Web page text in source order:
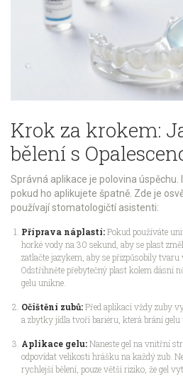
Krok za krokem:
bělení s
Správná aplikace je polovina úspěchu.
pokud ho aplikujete špatně. Zde je
používají stomatologičtí asistenti:
Příprava náplastí:Pokud používáte
horké vody na 30 sekund, aby se plast
zatlačte jazykem, aby se přizpůsobily tvaru
Odstřihněte přebytečný plast kolem dásní
gelu unikne.
Očištění zubů:Před aplikací vždy zuby
a zbytky jídla tvoří bariéru, která brání
Aplikace gelu:Naneste gel na vnitřní
odpovídat velikosti hrášku na každý zub.
rychlejší bělení, pouze větší riziko, že gel